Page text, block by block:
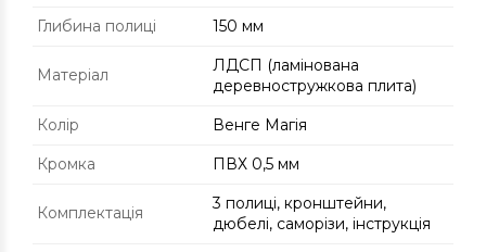
Глибина полиці 150 мм
Матеріал
ЛДСП (ламінована
деревностружкова плита)
Колір
Венге Магія
Кромка
ПВХ 0,5 мм
Комплектація
3 полиці, кронштейни,
дюбелі, саморізи, інструкція